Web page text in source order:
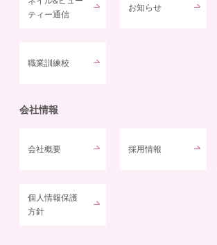
ティー通信
お知らせ
職業訓練校
会社情報
会社概要 採用情報
個人情報保護
方針